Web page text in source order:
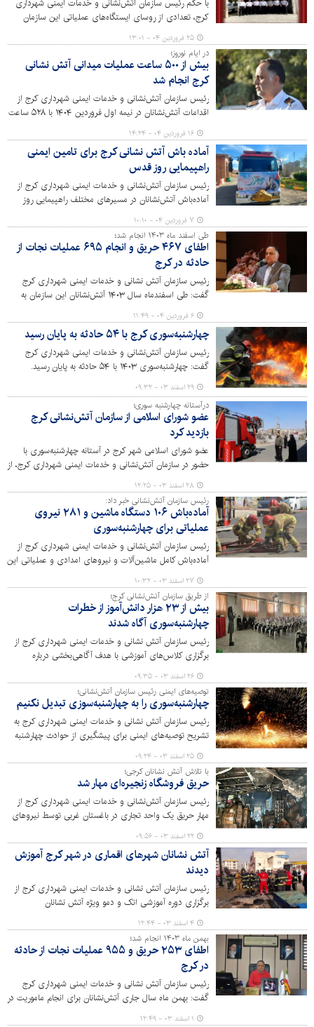
با حکم رئیس سازمان آتش‌نشانی و خدمات ایمنی شهرداری
کرج، تعدادی از روسای ایستگاه‌های عملیاتی این سازمان
منصوب شدند.
۲۵ فروردین ۰۴ - ۱۳:۰۱
در ایام نوروز؛
بیش از ۵۰۰ ساعت عملیات میدانی آتش نشانی
کرج انجام شد
رئیس سازمان آتش‌نشانی و خدمات ایمنی شهرداری کرج از
اقدامات آتش‌نشانان در نیمه اول فروردین ۱۴۰۴ با ۵۲۸ ساعت
عملیات میدانی خبر داد.
۱۶ فروردین ۰۴ - ۱۴:۲۴
آماده باش آتش نشانی کرج برای تامین ایمنی
راهپیمایی روز قدس
رئیس سازمان آتش‌نشانی و خدمات ایمنی شهرداری کرج از
آماده‌باش آتش‌نشانان در مسیرهای مختلف راهپیمایی روز
جهانی قدس خبر داد.
۷ فروردین ۰۴ - ۱۰:۱۰
طی اسفند ماه ۱۴۰۳ انجام شد؛
اطفای ۴۶۷ حریق و انجام ۶۹۵ عملیات نجات از
حادثه در کرج
رئیس سازمان آتش نشانی و خدمات ایمنی شهرداری کرج
گفت: طی اسفندماه سال ۱۴۰۳ آتش‌نشانان این سازمان به
حادثه اعزام شده‌اند.
۶ فروردین ۰۴ - ۱۱:۴۹
چهارشنبه‌سوری کرج با ۵۴ حادثه به پایان رسید
رئیس سازمان آتش‌نشانی و خدمات ایمنی شهرداری کرج
گفت: چهارشنبه‌سوری ۱۴۰۳ با ۵۴ حادثه به پایان رسید.
۲۹ اسفند ۰۳ - ۰۹:۳۲
درآستانه چهارشنبه سوری؛
عضو شورای اسلامی از سازمان آتش‌نشانی کرج
بازدید کرد
عضو شورای اسلامی شهر کرج در آستانه چهارشنبه‌سوری با
حضور در سازمان آتش‌نشانی و خدمات ایمنی شهرداری کرج، از
تجهیزات و امکانات این سازمان بازدید کرد و از زحمات
آتش‌نشانان برای تأمین ایمنی شهروندان تقدیر و تشکر کرد.
۲۸ اسفند ۰۳ - ۱۲:۲۵
رئیس سازمان آتش‌نشانی خبر داد:
آماده‌باش ۱۰۶ دستگاه ماشین‌ و ۲۸۱ نیروی
عملیاتی برای چهارشنبه‌سوری
رئیس سازمان آتش‌نشانی و خدمات ایمنی شهرداری کرج از
آماده‌باش کامل ماشین‌آلات و نیروهای امدادی و عملیاتی این
نهاد به منظور مقابله با حوادث احتمالی چهارشنبه‌سوری خبر
داد.
۲۷ اسفند ۰۳ - ۱۰:۳۲
از طریق سازمان آتش‌نشانی کرج؛
بیش از ۲۳ هزار دانش‌آموز از خطرات
چهارشنبه‌سوری آگاه شدند
رئیس سازمان آتش نشانی و خدمات ایمنی شهرداری کرج از
برگزاری کلاس‌های آموزشی با هدف آگاهی‌بخشی درباره
خبر داد.
۲۶ اسفند ۰۳ - ۰۹:۳۵
توصیه‌های ایمنی رئیس سازمان آتش‌نشانی؛
چهارشنبه‌سوری را به چهارشنبه‌سوزی تبدیل نکنیم
رئیس سازمان آتش نشانی و خدمات ایمنی شهرداری کرج به
تشریح توصیه‌های ایمنی برای پیشگیری از حوادث چهارشنبه
آخر سال پرداخت.
۲۵ اسفند ۰۳ - ۰۹:۲۴
با تلاش آتش نشانان کرجی؛
حریق فروشگاه زنجیره‌ای مهار شد
رئیس سازمان آتش‌نشانی و خدمات ایمنی شهرداری کرج از
مهار حریق یک واحد تجاری در باغستان غربی توسط نیروهای
عملیاتی این سازمان خبر داد.
۲۲ اسفند ۰۳ - ۰۹:۵۶
آتش نشانان شهرهای اقماری در شهر کرج آموزش
دیدند
رئیس سازمان آتش نشانی و خدمات ایمنی شهرداری کرج از
برگزاری دوره آموزشی اتک و دمو ویژه آتش نشانان
شهرداری‌های استان البرز خبر داد.
۴ اسفند ۰۳ - ۱۲:۴۴
بهمن ماه ۱۴۰۳ انجام شد؛
اطفای ۲۵۳ حریق و ۹۵۵ عملیات نجات از حادثه
در کرج
رئیس سازمان آتش نشانی و خدمات ایمنی شهرداری کرج
گفت: بهمن ماه سال جاری آتش‌نشانان برای انجام ماموریت در
۲۵۳ مورد حریق و ۹۵۵ مورد حادثه اعزام شده‌اند. ۱ اسفند ۰۳ - ۱۲:۴۹